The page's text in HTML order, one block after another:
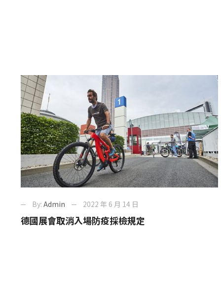
By: Admin 2022 年 6 月 14 日
德國展會取消入場防疫採檢規定